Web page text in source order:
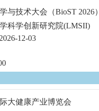
与技术大会（BioST 2026）
科学创新研究院(LMSII)
12-03
大健康产业博览会